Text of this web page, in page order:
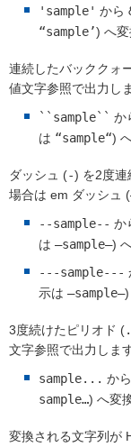
'sample' から
“sample’) へ
連続したバッククォ
値文字参照で出力し
``sample`` か
は “sample“)
ダッシュ (-) を2度連
場合は em ダッシュ (
--sample-- か
は –sample–)
---sample---
示は —sample—)
3度続けたピリオド (
文字参照で出力します
sample... から
sample…) へ変
変換される文字列が